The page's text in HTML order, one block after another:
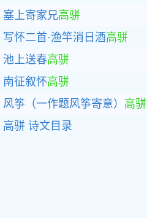
塞上寄家兄高骈
写怀二首·渔竿消日酒高骈
池上送春高骈
南征叙怀高骈
风筝（一作题风筝寄意） 高骈
高骈 诗文目录